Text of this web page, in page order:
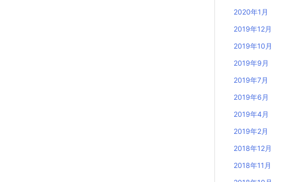
2020年1月
2019年12月
2019年10月
2019年9月
2019年7月
2019年6月
2019年4月
2019年2月
2018年12月
2018年11月